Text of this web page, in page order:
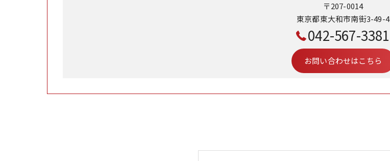
〒207-0014
東京都東大和市南街3-49-4
042-567-3381
お問い合わせはこちら